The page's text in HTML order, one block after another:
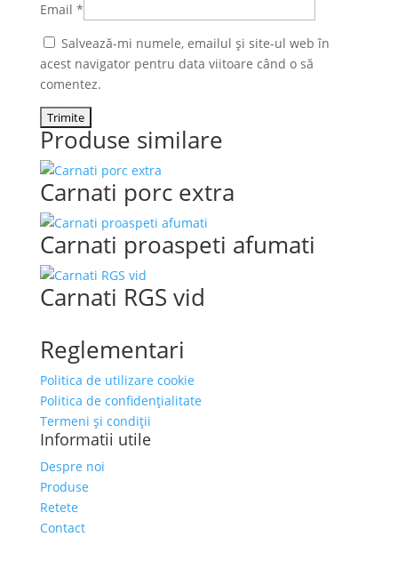
Email *
Salvează-mi numele, emailul și site-ul web în
acest navigator pentru data viitoare când o să
comentez.
Produse similare
Carnati porc extra
Carnati proaspeti afumati
Carnati RGS vid
Reglementari
Politica de utilizare cookie
Politica de confidențialitate
Termeni și condiții
Informatii utile
Despre noi
Produse
Retete
Contact